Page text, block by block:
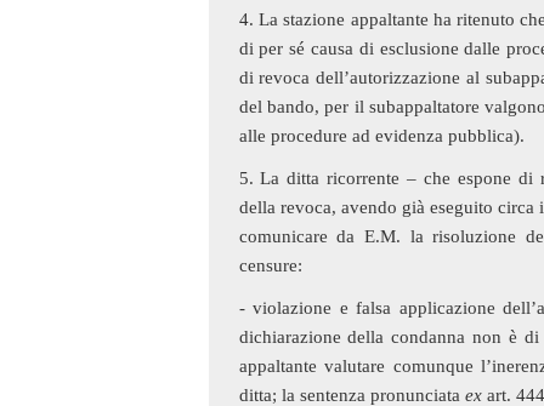
4. La stazione appaltante ha ritenuto
di per sé causa di esclusione dalle
di revoca dell’autorizzazione al
del bando, per il subappaltatore
alle procedure ad evidenza pubblica).
5. La ditta ricorrente – che espone di
della revoca, avendo già eseguito circa
comunicare da E.M. la risoluzione
censure:
- violazione e falsa applicazione
dichiarazione della condanna non è
appaltante valutare comunque
ditta; la sentenza pronunciata exart.